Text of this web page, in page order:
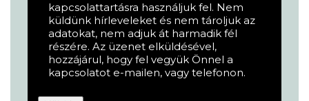
kapcsolattartásra használjuk fel. Nem
küldünk hírleveleket és nem tároljuk az
adatokat, nem adjuk át harmadik fél
részére. Az üzenet elküldésével,
hozzájárul, hogy fel vegyük Önnel a
kapcsolatot e-mailen, vagy telefonon.